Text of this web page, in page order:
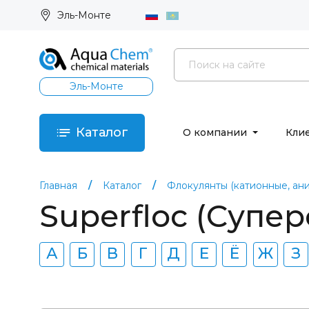
Эль-Монте
Эль-Монте
Каталог О компании
Главная Каталог Флокулянты (катионные,
Superfloc
А Б В Г Д Е Ё Ж З